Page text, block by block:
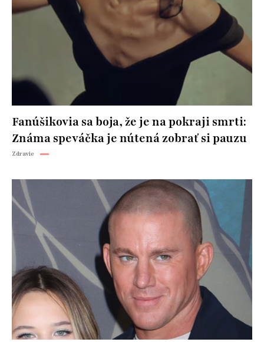
Fanúšikovia sa boja, že je na pokraji smrti:
Známa speváčka je nútená zobrať si pauzu
Zdravie